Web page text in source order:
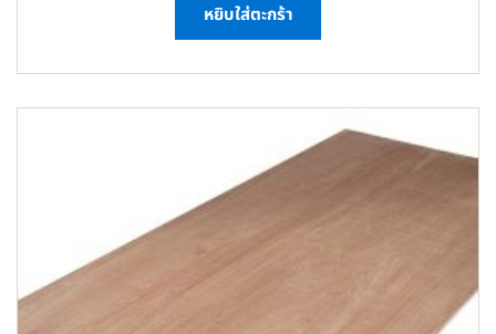
หยิบใส่ตะกร้า